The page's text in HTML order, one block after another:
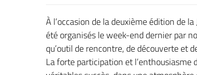
À l’occasion de la deuxième édition de
été organisés le week-end dernier par
qu’outil de rencontre, de découverte et
La forte participation et l’enthousiasme